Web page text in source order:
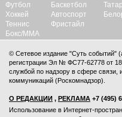
Футбол
Хоккей
Теннис
Бокс/ММА
Баскетбол
Автоспорт
Фристайл
© Сетевое издание "Суть событий"
регистрации Эл № ФС77-62778 от
службой по надзору в сфере
коммуникаций (Роскомнадзор).
О РЕДАКЦИИ , РЕКЛАМА +7 (495)
Использование в Интернет-